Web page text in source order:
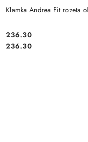
Klamka Andrea Fit rozeta
Cena:
236.30
Cena:
236.30